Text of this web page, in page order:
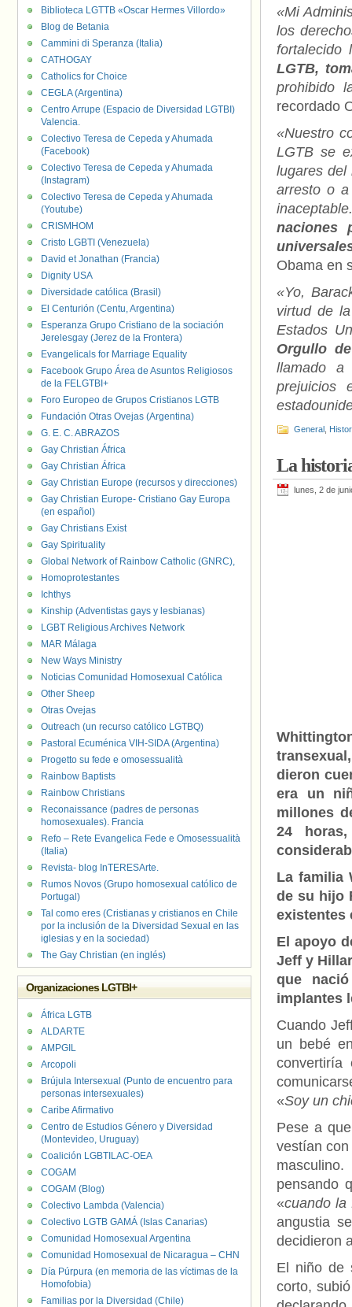
«Mi
los
fortalecido
LGTB,
prohibido
recordado
«Nuestro
LGTB se
lugares del
arresto o
naciones
Obama en
«Yo,
virtud de
Estados
Orgullo
llamado a
prejuicios
General
La
lunes, 2 de
dieron
era un
millones
24
La familia
de su hijo
existentes
El apoyo
Jeff y
que
implantes
Cuando
un bebé
convertiría
«Soy un
Pese a
vestían
pensando
«cuando la
angustia
decidieron
El niño de
corto,
Biblioteca LGTTB «Oscar Hermes Villordo»
Blog de Betania
Cammini di Speranza (Italia)
CATHOGAY
Catholics for Choice
CEGLA (Argentina)
Centro Arrupe (Espacio de Diversidad LGTBI)
Valencia.
Colectivo Teresa de Cepeda y Ahumada
(Facebook)
Colectivo Teresa de Cepeda y Ahumada
(Instagram)
Colectivo Teresa de Cepeda y Ahumada
(Youtube)
CRISMHOM
Cristo LGBTI (Venezuela)
David et Jonathan (Francia)
Dignity USA
Diversidade católica (Brasil)
El Centurión (Centu, Argentina)
Esperanza Grupo Cristiano de la sociación
Jerelesgay (Jerez de la Frontera)
Evangelicals for Marriage Equality
Facebook Grupo Área de Asuntos Religiosos
de la FELGTBI+
Foro Europeo de Grupos Cristianos LGTB
Fundación Otras Ovejas (Argentina)
G. E. C. ABRAZOS
Gay Christian África
Gay Christian África
Gay Christian Europe (recursos y direcciones)
Gay Christian Europe- Cristiano Gay Europa
(en español)
Gay Christians Exist
Gay Spirituality
Global Network of Rainbow Catholic (GNRC),
Homoprotestantes
Ichthys
Kinship (Adventistas gays y lesbianas)
LGBT Religious Archives Network
MAR Málaga
New Ways Ministry
Noticias Comunidad Homosexual Católica
Other Sheep
Otras Ovejas
Outreach (un recurso católico LGTBQ)
Pastoral Ecuménica VIH-SIDA (Argentina)
Progetto su fede e omosessualità
Rainbow Baptists
Rainbow Christians
Reconaissance (padres de personas
homosexuales). Francia
Refo – Rete Evangelica Fede e Omosessualità
(Italia)
Revista- blog InTERESArte.
Rumos Novos (Grupo homosexual católico de
Portugal)
Tal como eres (Cristianas y cristianos en Chile
por la inclusión de la Diversidad Sexual en las
iglesias y en la sociedad)
The Gay Christian (en inglés)
Organizaciones LGTBI+
África LGTB
ALDARTE
AMPGIL
Arcopoli
Brújula Intersexual (Punto de encuentro para
personas intersexuales)
Caribe Afirmativo
Centro de Estudios Género y Diversidad
(Montevideo, Uruguay)
Coalición LGBTILAC-OEA
COGAM
COGAM (Blog)
Colectivo Lambda (Valencia)
Colectivo LGTB GAMÁ (Islas Canarias)
Comunidad Homosexual Argentina
Comunidad Homosexual de Nicaragua – CHN
Día Púrpura (en memoria de las víctimas de la
Homofobia)
Familias por la Diversidad (Chile)